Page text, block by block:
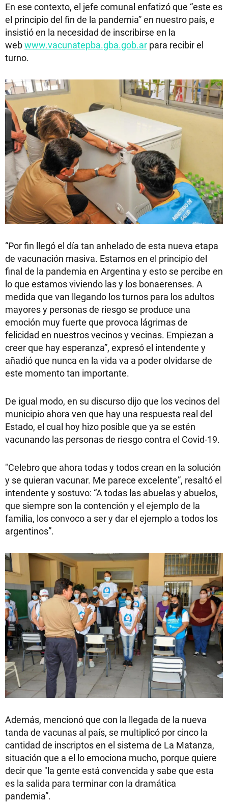
En ese contexto, el jefe comunal enfatizó que “este es
el principio del fin de la pandemia” en nuestro país, e
insistió en la necesidad de inscribirse en la
webwww.vacunatepba.gba.gob.ar para recibir el
turno.
“Por fin llegó el día tan anhelado de esta nueva etapa
de vacunación masiva. Estamos en el principio del
final de la pandemia en Argentina y esto se percibe en
lo que estamos viviendo las y los bonaerenses. A
medida que van llegando los turnos para los adultos
mayores y personas de riesgo se produce una
emoción muy fuerte que provoca lágrimas de
felicidad en nuestros vecinos y vecinas. Empiezan a
creer que hay esperanza”, expresó el intendente y
añadió que nunca en la vida va a poder olvidarse de
este momento tan importante.
De igual modo, en su discurso dijo que los vecinos del
municipio ahora ven que hay una respuesta real del
Estado, el cual hoy hizo posible que ya se estén
vacunando las personas de riesgo contra el Covid-19.
"Celebro que ahora todas y todos crean en la solución
y se quieran vacunar. Me parece excelente”, resaltó el
intendente y sostuvo: “A todas las abuelas y abuelos,
que siempre son la contención y el ejemplo de la
familia, los convoco a ser y dar el ejemplo a todos los
argentinos”.
Además, mencionó que con la llegada de la nueva
tanda de vacunas al país, se multiplicó por cinco la
cantidad de inscriptos en el sistema de La Matanza,
situación que a el lo emociona mucho, porque quiere
decir que "la gente está convencida y sabe que esta
es la salida para terminar con la dramática
pandemia”.